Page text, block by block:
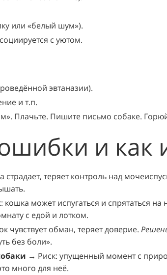
или «белый шум»).
с уютом.
эвтаназии).
и т.п.
Плачьте. Пишите письмо собаке.
и как
страдает, теряет контроль над
кошка может испугаться и спрятаться
с едой и лотком.
чувствует обман, теряет доверие.
без боли».
→ Риск: упущенный момент с
много для неё.